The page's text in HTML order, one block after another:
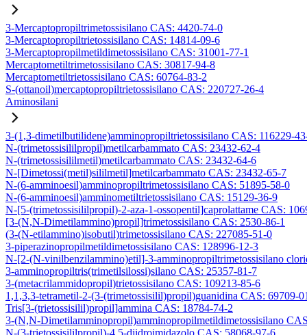
3-Mercaptopropiltrimetossisilano CAS: 4420-74-0
3-Mercaptopropiltrietossisilano CAS: 14814-09-6
3-Mercaptopropilmetildimetossisilano CAS: 31001-77-1
Mercaptometiltrimetossisilano CAS: 30817-94-8
Mercaptometiltrietossisilano CAS: 60764-83-2
S-(ottanoil)mercaptopropiltrietossisilano CAS: 220727-26-4
Aminosilani
3-(1,3-dimetilbutilidene)amminopropiltrietossisilano CAS: 116229-
N-(trimetossisililpropil)metilcarbammato CAS: 23432-62-4
N-(trimetossisililmetil)metilcarbammato CAS: 23432-64-6
N-[Dimetossi(metil)sililmetil]metilcarbammato CAS: 23432-65-7
N-(6-amminoesil)amminopropiltrimetossisilano CAS: 51895-58-0
N-(6-amminoesil)amminometiltrietossisilano CAS: 15129-36-9
N-[5-(trimetossisililpropil)-2-aza-1-ossopentil]caprolattame CAS:
[3-(N,N-Dimetilammino)propil]trimetossisilano CAS: 2530-86-1
(3-(N-etilammino)isobutil)trimetossisilano CAS: 227085-51-0
3-piperazinopropilmetildimetossisilano CAS: 128996-12-3
N-[2-(N-vinilbenzilammino)etil]-3-amminopropiltrimetossisilano
3-amminopropiltris(trimetilsilossi)silano CAS: 25357-81-7
3-(metacrilammidopropil)trietossisilano CAS: 109213-85-6
1,1,3,3-tetrametil-2-(3-(trimetossisilil)propil)guanidina CAS: 69709-
Tris[3-(trietossisilil)propil]ammina CAS: 18784-74-2
3-(N,N-Dimetilamminopropil)amminopropilmetildimetossisilano
N-(3-trietossisililpropil)-4,5-diidroimidazolo CAS: 58068-97-6